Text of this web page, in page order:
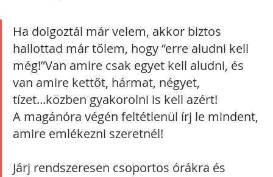
Ha dolgoztál már velem, akkor biztos
hallottad már tőlem, hogy “erre aludni kell
még!”Van amire csak egyet kell aludni, és
van amire kettőt, hármat, négyet,
tízet...közben gyakorolni is kell azért!
A magánóra végén feltétlenül írj le mindent,
amire emlékezni szeretnél!
Járj rendszeresen csoportos órákra és